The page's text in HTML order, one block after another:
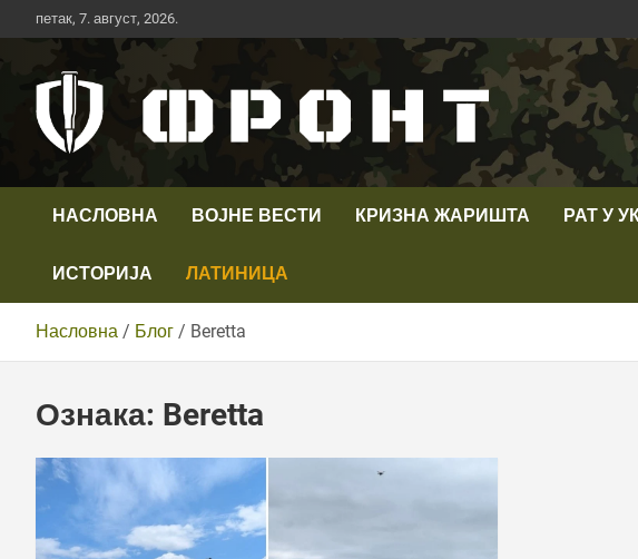
Скип
то
петак, 7. август, 2026.
Телевизија ФРОНТ
НАСЛОВНА ВОЈНЕ ВЕСТИ КРИЗНА ЖАРИШТА РАТ У
ИСТОРИЈА ЛАТИНИЦА
Насловна Блог Beretta
Ознака: Beretta